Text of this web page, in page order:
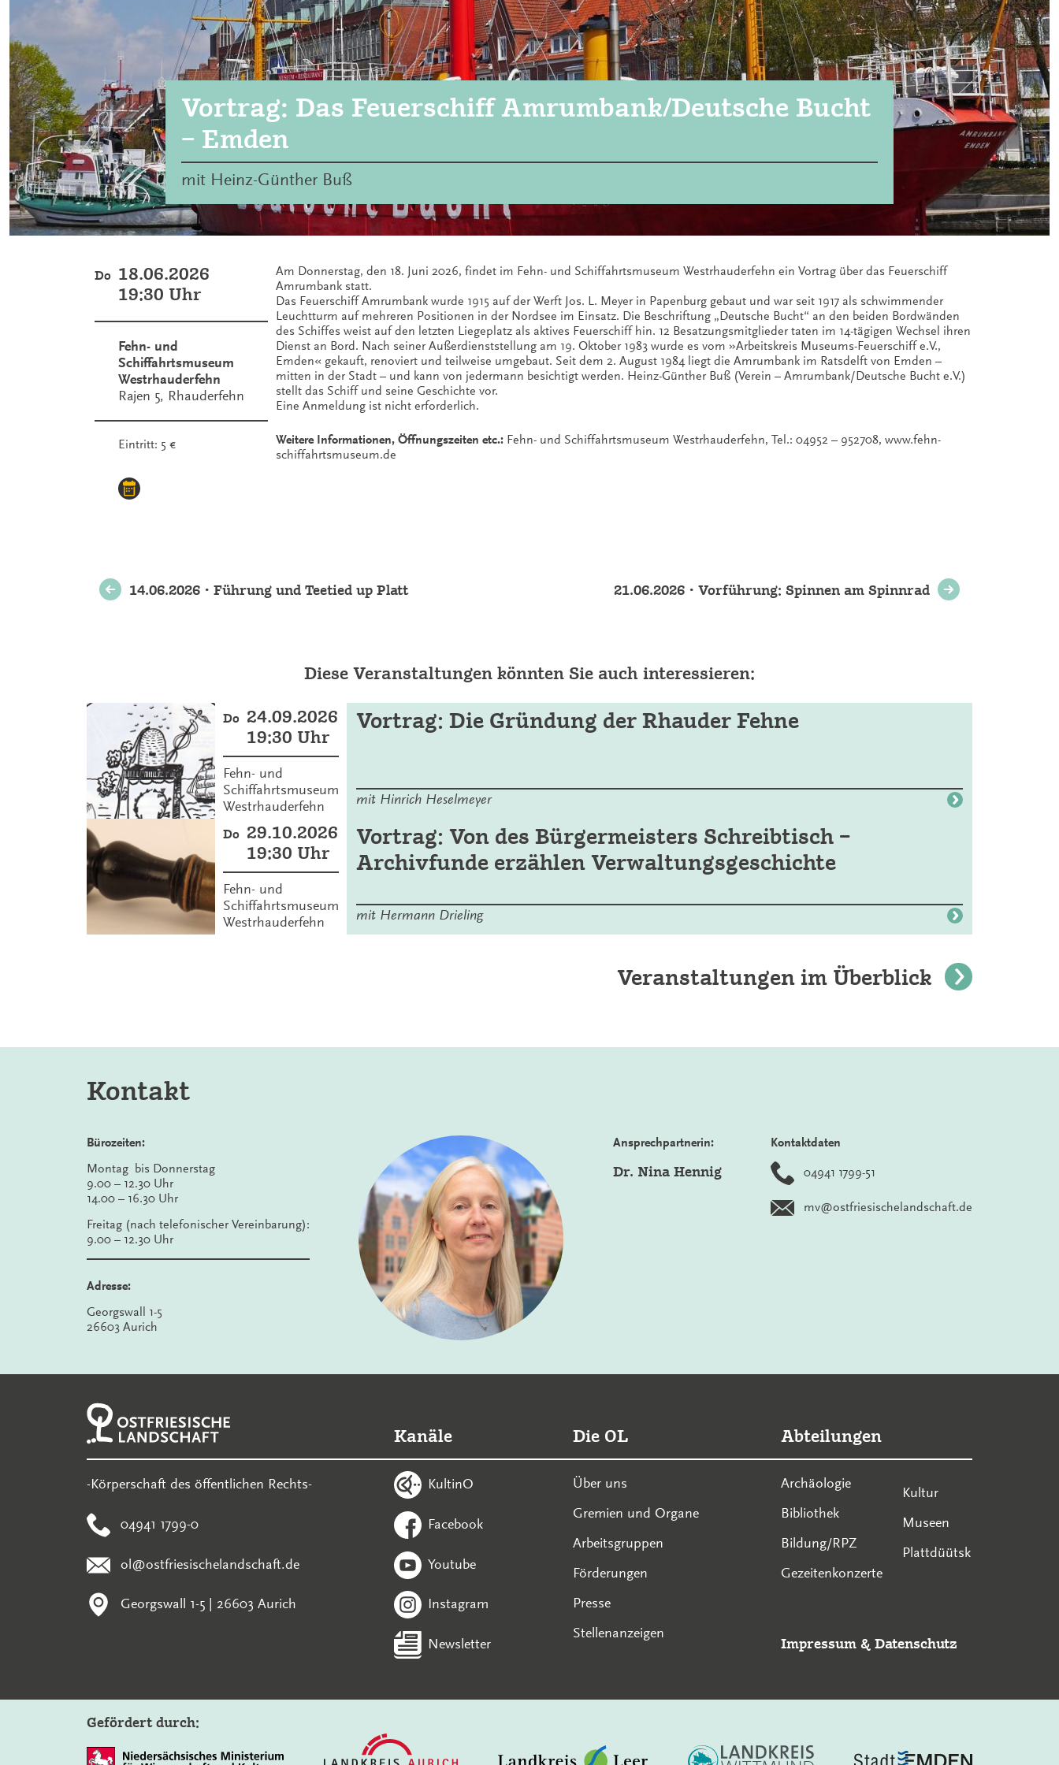
Vortrag: Das Feuerschiff Amrumbank/Deutsche Bucht
– Emden
mit Heinz-Günther Buß
Do 18.06.2026
19:30 Uhr
Fehn- und
Schiffahrtsmuseum
Westrhauderfehn
Rajen 5, Rhauderfehn
Eintritt: 5 €
Am Donnerstag, den 18. Juni 2026, findet im Fehn- und Schiffahrtsmuseum Westrhauderfehn ein Vortrag über das Feuerschiff
Amrumbank statt.
Das Feuerschiff Amrumbank wurde 1915 auf der Werft Jos. L. Meyer in Papenburg gebaut und war seit 1917 als schwimmender
Leuchtturm auf mehreren Positionen in der Nordsee im Einsatz. Die Beschriftung „Deutsche Bucht“ an den beiden Bordwänden
des Schiffes weist auf den letzten Liegeplatz als aktives Feuerschiff hin. 12 Besatzungsmitglieder taten im 14-tägigen Wechsel ihren
Dienst an Bord. Nach seiner Außerdienststellung am 19. Oktober 1983 wurde es vom »Arbeitskreis Museums-Feuerschiff e.V.,
Emden« gekauft, renoviert und teilweise umgebaut. Seit dem 2. August 1984 liegt die Amrumbank im Ratsdelft von Emden –
mitten in der Stadt – und kann von jedermann besichtigt werden. Heinz-Günther Buß (Verein – Amrumbank/Deutsche Bucht e.V.)
stellt das Schiff und seine Geschichte vor.
Eine Anmeldung ist nicht erforderlich.
Weitere Informationen, Öffnungszeiten etc.: Fehn- und Schiffahrtsmuseum Westrhauderfehn, Tel.: 04952 – 952708, www.fehn-
schiffahrtsmuseum.de
Weitere
14.06.2026 • Führung und Teetied up Platt 21.06.2026 • Vorführung: Spinnen am Spinnrad
Diese Veranstaltungen könnten Sie auch interessieren:
Do 24.09.2026
19:30 Uhr
Fehn- und
Schiffahrtsmuseum
Westrhauderfehn
Vortrag: Die Gründung der Rhauder Fehne
mit Hinrich Heselmeyer
Do 29.10.2026
19:30 Uhr
Fehn- und
Schiffahrtsmuseum
Westrhauderfehn
Vortrag: Von des Bürgermeisters Schreibtisch –
Archivfunde erzählen Verwaltungsgeschichte
mit Hermann Drieling
Veranstaltungen im Überblick
Kontakt
Bürozeiten:
Montag bis Donnerstag
9.00 – 12.30 Uhr
14.00 – 16.30 Uhr
Freitag (nach telefonischer Vereinbarung):
9.00 – 12.30 Uhr
Adresse:
Georgswall 1-5
26603 Aurich
Ansprechpartnerin:
Dr. Nina Hennig
Kontaktdaten
04941 1799-51
mv@ostfriesischelandschaft.de
-Körperschaft des öffentlichen Rechts-
04941 1799-0
ol@ostfriesischelandschaft.de
Georgswall 1-5 | 26603 Aurich
Kanäle
KultinO
Facebook
Youtube
Instagram
Newsletter
Die OL
Über uns
Gremien und Organe
Arbeitsgruppen
Förderungen
Presse
Stellenanzeigen
Abteilungen
Archäologie
Bibliothek
Bildung/RPZ
Gezeitenkonzerte
Kultur
Museen
Plattdüütsk
Impressum & Datenschutz
Gefördert durch: